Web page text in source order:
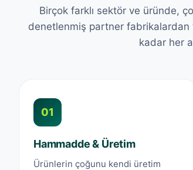
Birçok farklı sektör ve üründe,
denetlenmiş partner
kadar her
01
Hammadde & Üretim
Ürünlerin çoğunu kendi üretim